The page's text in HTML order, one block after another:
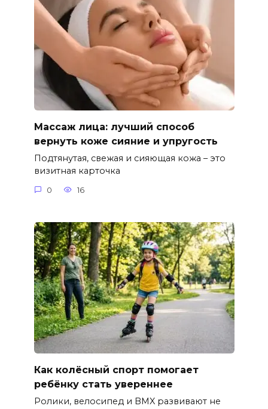
Массаж лица: лучший способ
вернуть коже сияние и упругость
Подтянутая, свежая и сияющая кожа – это
визитная карточка
0 16
Как колёсный спорт помогает
ребёнку стать увереннее
Ролики, велосипед и BMX развивают не